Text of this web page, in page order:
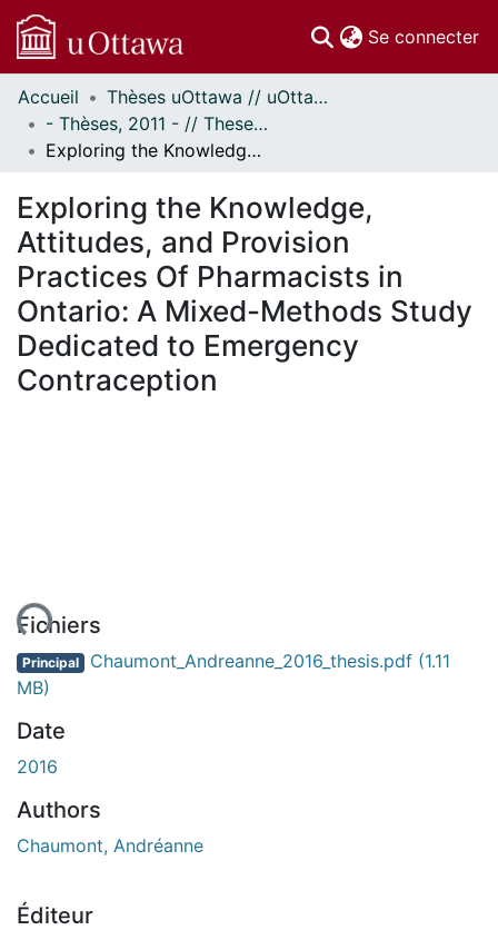
Se connecter
Communautés
et collections
Parcourir
À propos
Accueil
Thèses uOttawa // uOttawa Theses
- Thèses, 2011 - // Theses, 2011 -
Exploring the Knowledge, Attitudes, and Provision Practices Of Pharmacists in Ontario: A Mixed-Methods Study Dedicated to Emergency Contraception
Exploring the Knowledge,
Attitudes, and Provision
Practices Of Pharmacists in
Ontario: A Mixed-Methods Study
Dedicated to Emergency
Contraception
Fichiers
Principal Chaumont_Andreanne_2016_thesis.pdf (1.11
MB)
Date
2016
Authors
Chaumont, Andréanne
Éditeur